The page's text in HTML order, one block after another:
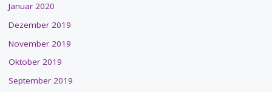
Januar 2020
Dezember 2019
November 2019
Oktober 2019
September 2019